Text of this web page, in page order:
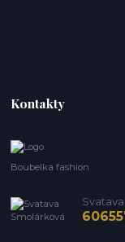
Kontakty
Boubelka fashion